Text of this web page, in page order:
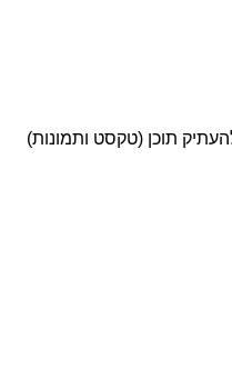
תוכן (טקסט ותמונות)